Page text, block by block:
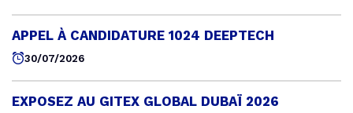
APPEL À CANDIDATURE 1024 DEEPTECH
30/07/2026
EXPOSEZ AU GITEX GLOBAL DUBAÏ 2026